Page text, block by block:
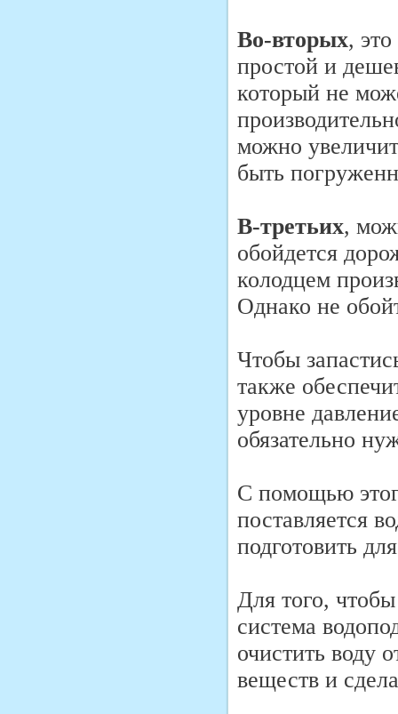
Во-вторых,
простой и
который не
можно
быть
В-третьих,
обойдется
колодцем
Однако не
Чтобы
также
уровне
обязательно
С помощью
поставляется
подготовить
Для того, чтобы
система
очистить воду
веществ и